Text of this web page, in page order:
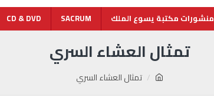
منشورات مكتبة يسوع الملك SACRUM
CD & DVD
تمثال العشاء السري
تمثال العشاء السري